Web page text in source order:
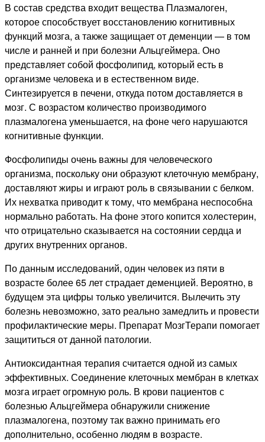
В состав средства входит вещества Плазмалоген,
которое способствует восстановлению когнитивных
функций мозга, а также защищает от деменции — в том
числе и ранней и при болезни Альцгеймера. Оно
представляет собой фосфолипид, который есть в
организме человека и в естественном виде.
Синтезируется в печени, откуда потом доставляется в
мозг. С возрастом количество производимого
плазмалогена уменьшается, на фоне чего нарушаются
когнитивные функции.
Фосфолипиды очень важны для человеческого
организма, поскольку они образуют клеточную мембрану,
доставляют жиры и играют роль в связывании с белком.
Их нехватка приводит к тому, что мембрана неспособна
нормально работать. На фоне этого копится холестерин,
что отрицательно сказывается на состоянии сердца и
других внутренних органов.
По данным исследований, один человек из пяти в
возрасте более 65 лет страдает деменцией. Вероятно, в
будущем эта цифры только увеличится. Вылечить эту
болезнь невозможно, зато реально замедлить и провести
профилактические меры. Препарат МозгТерапи помогает
защититься от данной патологии.
Антиоксидантная терапия считается одной из самых
эффективных. Соединение клеточных мембран в клетках
мозга играет огромную роль. В крови пациентов с
болезнью Альцгеймера обнаружили снижение
плазмалогена, поэтому так важно принимать его
дополнительно, особенно людям в возрасте.